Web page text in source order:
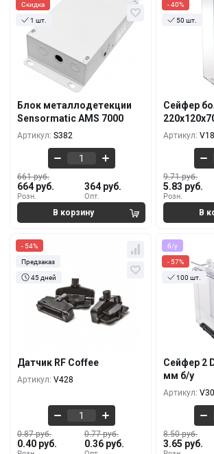
Скидка
1 шт.
Блок металлодетекции
Sensormatic AMS 7000
Артикул: S382
Розн.
661 руб.
664 руб.
Опт.
364 руб.
Кол-во За 1 шт.
5+
482 руб.
- 40%
50 шт.
Сейфер
Артикул:
Розн.
9.71 руб.
5.83 руб.
100+
- 54%
Предзаказ
45 дней
Датчик RF Coffee
Артикул: V428
0.87 руб.
0.40 руб.
0.77 руб.
0.36 руб.
Кол-во За 1 шт.
0.87 руб.
0.40 руб.
5000+
10000+
б/у
- 57%
100 шт.
Сейфер 2
мм б/у
Артикул:
8.50 руб.
3.65 руб.
100+